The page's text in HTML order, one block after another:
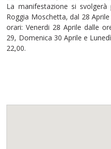
La manifestazione si svolgerà
Roggia Moschetta, dal 28
orari: Venerdi 28 Aprile dalle
29, Domenica 30 Aprile e
22,00.